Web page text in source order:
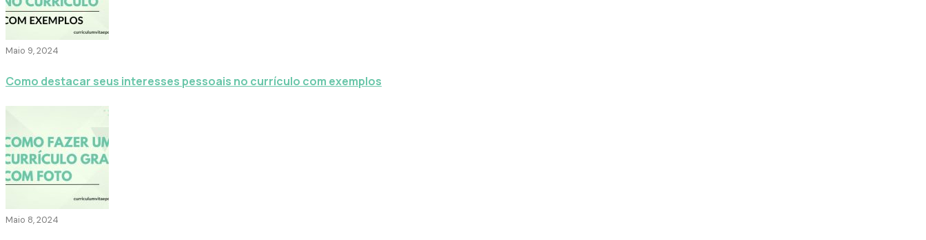
Maio 9, 2024
Como destacar seus interesses pessoais no currículo com exemplos
Maio 8, 2024